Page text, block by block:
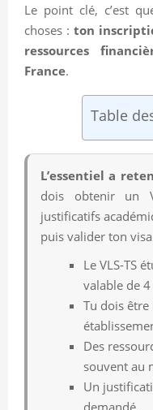
Le point clé, c’est
choses :ton
ressources
France.
Table
L’essentiel a
dois obtenir un
justificatifs
puis valider ton
Le VLS-TS
valable de
Tu dois
Des
souvent au
Un
demandé.